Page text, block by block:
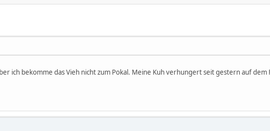
ich bekomme das Vieh nicht zum Pokal. Meine Kuh verhungert seit gestern auf dem